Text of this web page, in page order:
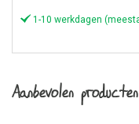
Aanbevolen producten